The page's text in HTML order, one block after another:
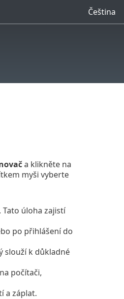
Čeština
a klikněte na
myši vyberte
úloha zajistí
po přihlášení do
slouží k důkladné
počítači,
a záplat.